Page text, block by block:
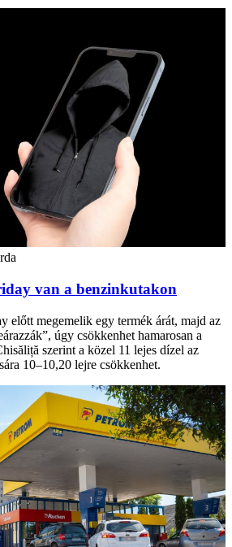
van a benzinkutakon
előtt megemelik egy termék árát, majd az
úgy csökkenhet hamarosan a
szerint a közel 11 lejes dízel az
10–10,20 lejre csökkenhet.